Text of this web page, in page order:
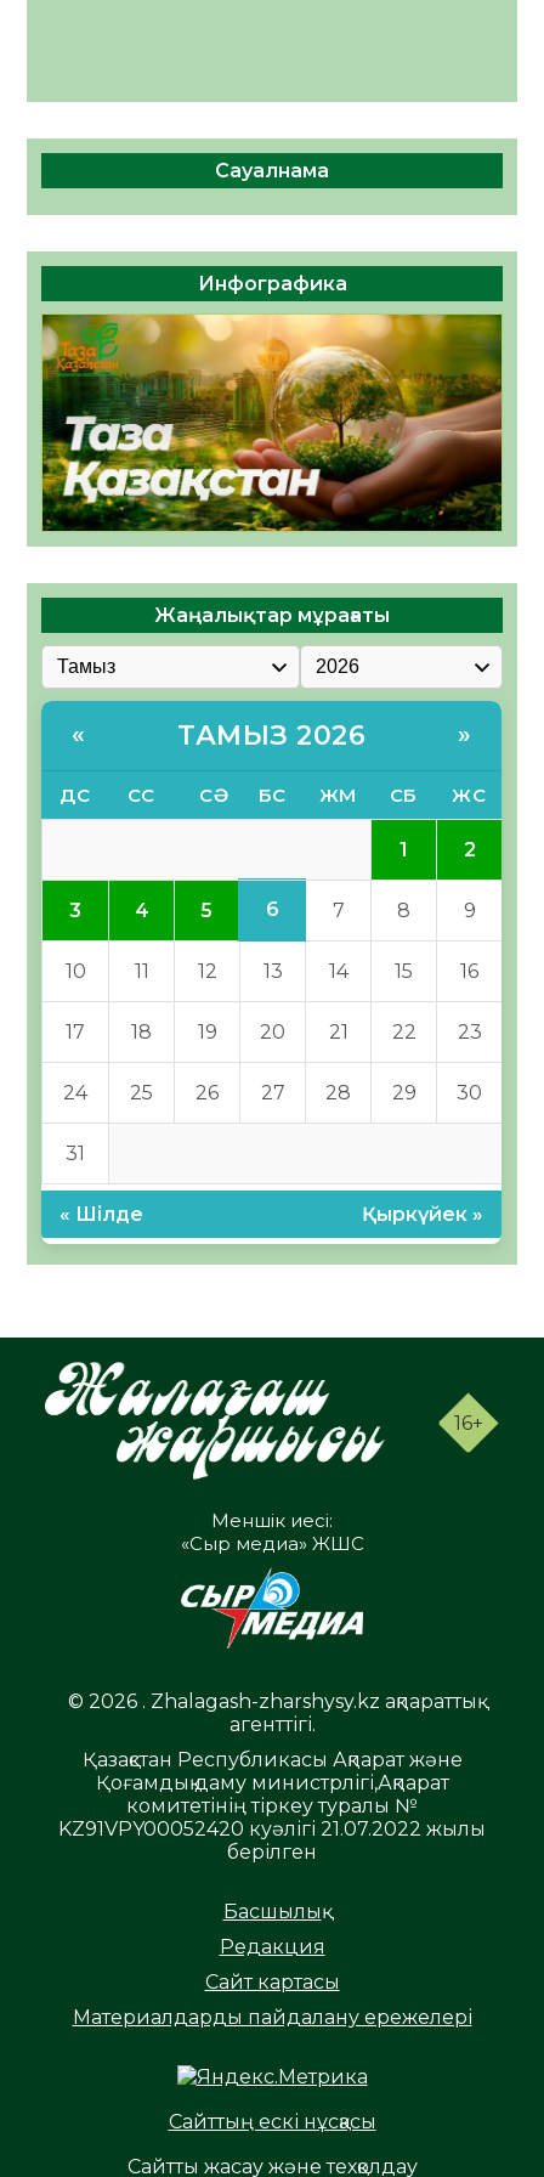
Сауалнама
Инфографика
Жаңалықтар мұрағаты
« ТАМЫЗ 2026 »
ДС СС СӘ БС ЖМ СБ ЖС
1 2
3 4 5 6 7 8 9
10 11 12 13 14 15 16
17 18 19 20 21 22 23
24 25 26 27 28 29 30
31
« Шілде Қыркүйек »
16+
Меншік иесі:
«Сыр медиа» ЖШС
© 2026 . Zhalagash-zharshysy.kz ақпараттық
агенттігі.
Қазақстан Республикасы Ақпарат және
Қоғамдық даму министрлігі,Ақпарат
комитетінің тіркеу туралы №
KZ91VPY00052420 куәлігі 21.07.2022 жылы
берілген
Басшылық
Редакция
Сайт картасы
Материалдарды пайдалану ережелері
Сайттың ескі нұсқасы
Сайтты жасау және техқолдау